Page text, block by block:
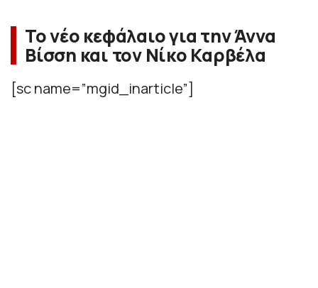
Το νέο κεφάλαιο για την Άννα
Βίσση και τον Νίκο Καρβέλα
[sc name=”mgid_inarticle”]